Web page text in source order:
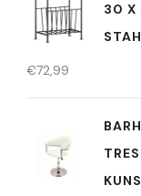
30 X
€72,99